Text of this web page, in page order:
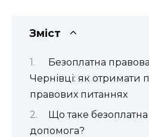
Зміст
Безоплатна
Чернівці: як отримати
правових питаннях
Що таке
допомога?